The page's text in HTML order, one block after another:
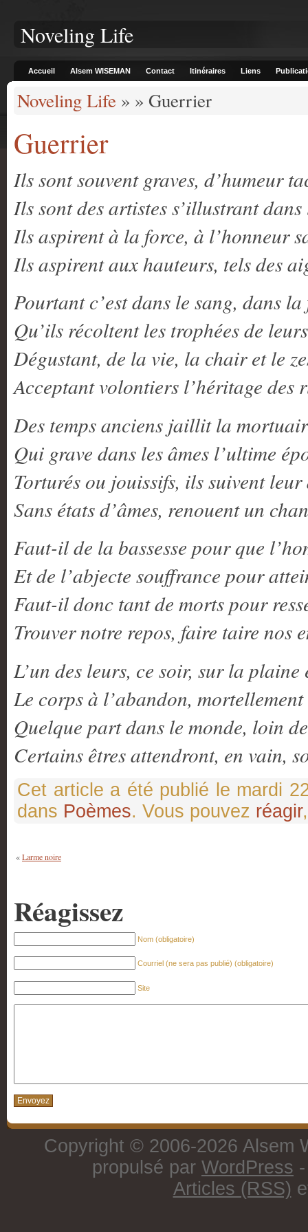
Noveling Life
Accueil Alsem WISEMAN Contact Itinéraires Liens
Noveling Life » » Guerrier
Guerrier
Ils sont souvent graves, d’humeur
Ils sont des artistes s’illustrant
Ils aspirent à la force, à l’honneur
Ils aspirent aux hauteurs, tels des
Pourtant c’est dans le sang, dans
Qu’ils récoltent les trophées de
Dégustant, de la vie, la chair et le
Acceptant volontiers l’héritage des
Des temps anciens jaillit la
Qui grave dans les âmes l’ultime
Torturés ou jouissifs, ils suivent leur
Sans états d’âmes, renouent un
Faut-il de la bassesse pour que
Et de l’abjecte souffrance pour
Faut-il donc tant de morts pour
Trouver notre repos, faire taire nos
L’un des leurs, ce soir, sur la plaine
Le corps à l’abandon,
Quelque part dans le monde, loin
Certains êtres attendront, en vain,
Cet article a été publié le mardi
dans Poèmes. Vous pouvez réagir
«Larme noire
Réagissez
Nom (obligatoire)
Courriel (ne sera pas publié) (obligatoire)
Site
Copyright © 2006-2026 Alsem
propulsé par WordPress
Articles (RSS)